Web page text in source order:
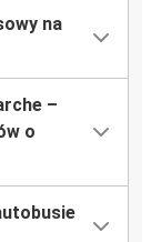
na
–
o